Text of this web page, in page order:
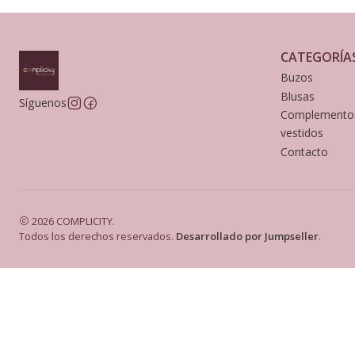
Síguenos
Buzos
Blusas
vestidos
Contacto
2026 COMPLICITY.
Todos los derechos reservados. Desarrollado por Jumpseller.